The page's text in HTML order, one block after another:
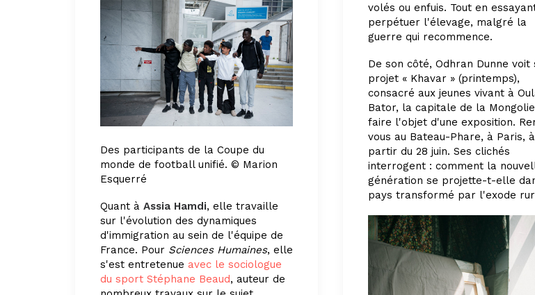
Des participants de la Coupe du
monde de football unifié. © Marion
Esquerré
Quant à Assia Hamdi, elle travaille
sur l'évolution des dynamiques
d'immigration au sein de l'équipe de
France. Pour Sciences Humaines, elle
s'est entretenue avec le sociologue
du sport Stéphane Beaud, auteur de
volés ou enfuis. Tout en
perpétuer l'élevage, malgré la
guerre qui recommence.
De son côté, Odhran Dunne voit
projet « Khavar » (printemps),
consacré aux jeunes vivant à
Bator, la capitale de la
faire l'objet d'une exposition.
vous au Bateau-Phare, à Paris, à
partir du 28 juin. Ses clichés
interrogent : comment la
génération se projette-t-elle
pays transformé par l'exode